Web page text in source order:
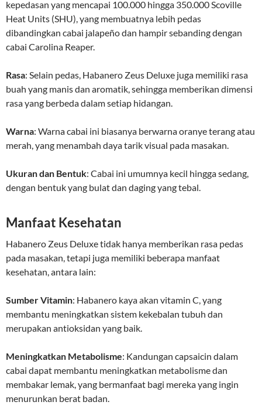
kepedasan yang mencapai 100.000 hingga 350.000 Scoville
Heat Units (SHU), yang membuatnya lebih pedas
dibandingkan cabai jalapeño dan hampir sebanding dengan
cabai Carolina Reaper.
Rasa: Selain pedas, Habanero Zeus Deluxe juga memiliki rasa
buah yang manis dan aromatik, sehingga memberikan dimensi
rasa yang berbeda dalam setiap hidangan.
Warna: Warna cabai ini biasanya berwarna oranye terang atau
merah, yang menambah daya tarik visual pada masakan.
Ukuran dan Bentuk: Cabai ini umumnya kecil hingga sedang,
dengan bentuk yang bulat dan daging yang tebal.
Manfaat Kesehatan
Habanero Zeus Deluxe tidak hanya memberikan rasa pedas
pada masakan, tetapi juga memiliki beberapa manfaat
kesehatan, antara lain:
Sumber Vitamin: Habanero kaya akan vitamin C, yang
membantu meningkatkan sistem kekebalan tubuh dan
merupakan antioksidan yang baik.
Meningkatkan Metabolisme: Kandungan capsaicin dalam
cabai dapat membantu meningkatkan metabolisme dan
membakar lemak, yang bermanfaat bagi mereka yang ingin
menurunkan berat badan.